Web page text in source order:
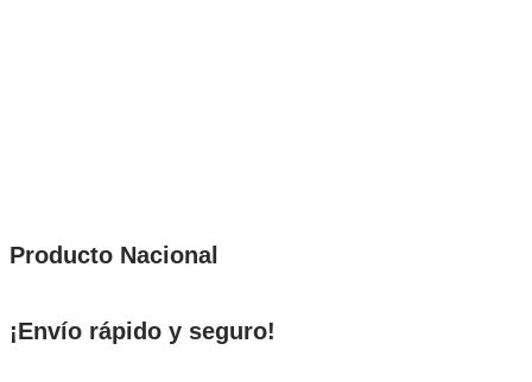
Producto Nacional
¡Envío rápido y seguro!